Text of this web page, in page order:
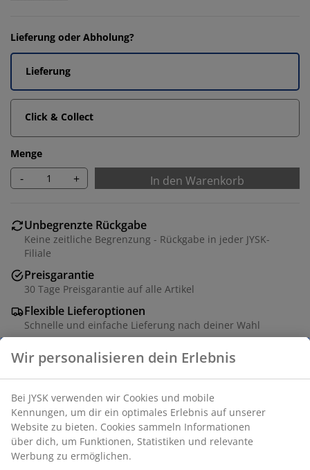
Lieferung oder Abholung?
Lieferung
Click & Collect
Menge
- + In den Warenkorb
Unbegrenzte Rückgabe
Keine zeitliche Begrenzung - Rückgabe in jeder JYSK-
Filiale
Preisgarantie
30 Tage Preisgarantie auf alle Artikel
Flexible Lieferoptionen
Schnelle und einfache Lieferung nach deiner Wahl
Artikelnummer: 2784400
Produkteigenschaften
Wir personalisieren dein Erlebnis